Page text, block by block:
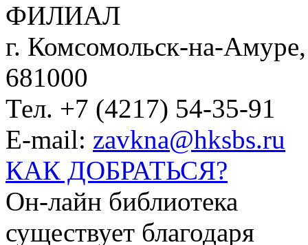
ФИЛИАЛ
г. Комсомольск-на-
681000
Тел. +7 (4217) 54-35-91
E-mail: zavkna@hksbs.ru
КАК ДОБРАТЬСЯ?
Он-лайн библиотека
существует благодаря